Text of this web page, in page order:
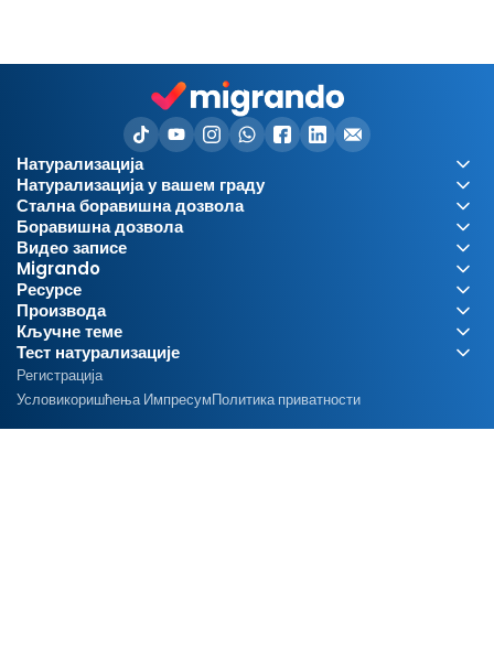
е
о
к
у
и
Натурализација
Натурализација у вашем граду
Стална боравишна дозвола
Боравишна дозвола
Видео записе
Migrando
Ресурсе
Производа
Кључне теме
Тест натурализације
Регистрација
Условикоришћења ИмпресумПолитика приватности